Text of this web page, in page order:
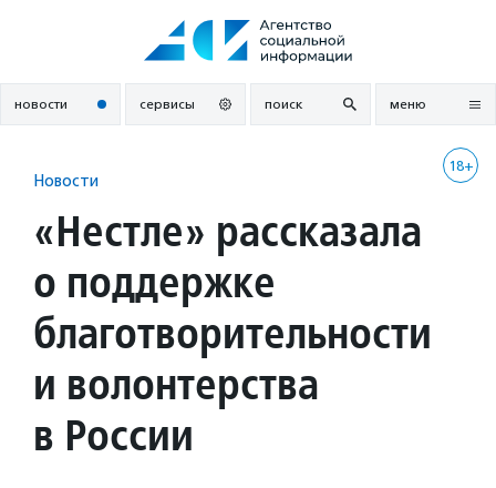
новости сервисы поиск меню
18+
Новости
«Нестле» рассказала
о поддержке
благотворительности
и волонтерства
в России